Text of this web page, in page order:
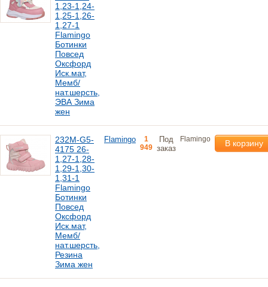
1,23-1,24-
1,25-1,26-
1,27-1
Flamingo
Ботинки
Повсед
Оксфорд
Иск.мат,
Мемб/
нат.шерсть,
ЭВА Зима
жен
232M-G5-
4175 26-
1,27-1,28-
1,29-1,30-
1,31-1
Flamingo
Ботинки
Повсед
Оксфорд
Иск.мат,
Мемб/
нат.шерсть,
Резина
Зима жен
Flamingo
1
949
Под
заказ
Flamingo В корзину